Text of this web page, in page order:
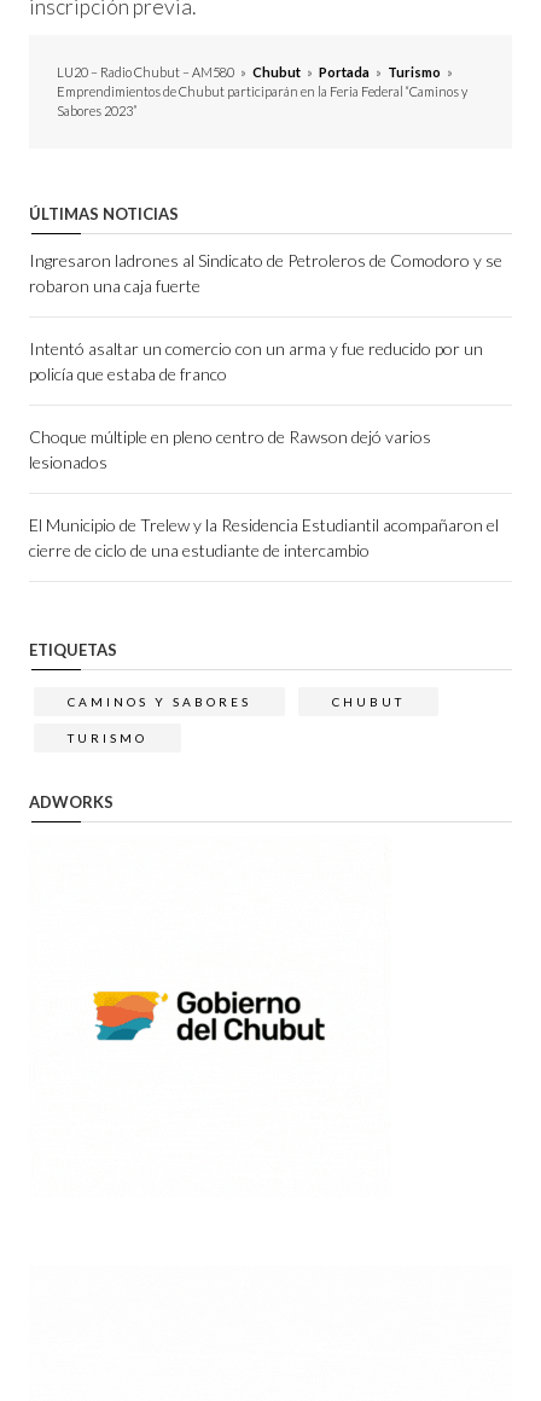
inscripción previa.
LU20 – Radio Chubut – AM580 » Chubut » Portada » Turismo »
Emprendimientos de Chubut participarán en la Feria Federal “Caminos y
Sabores 2023”
ÚLTIMAS NOTICIAS
Ingresaron ladrones al Sindicato de Petroleros de Comodoro y se
robaron una caja fuerte
Intentó asaltar un comercio con un arma y fue reducido por un
policía que estaba de franco
Choque múltiple en pleno centro de Rawson dejó varios
lesionados
El Municipio de Trelew y la Residencia Estudiantil acompañaron el
cierre de ciclo de una estudiante de intercambio
ETIQUETAS
CAMINOS Y SABORES CHUBUT
TURISMO
ADWORKS